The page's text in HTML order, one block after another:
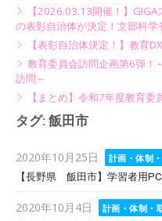
【2026.03.13開催！】
の表彰自治体が決定！文部科学
【表彰自治体決定！】教育
教育委員会訪問企画第6弾
訪問～
【まとめ】令和7年度教育委
タグ: 飯田市
Posted
on
2020年10月25日 計画・体制
【長野県 飯田市】学習者用
Posted
2020年10月4日 計画・体制・